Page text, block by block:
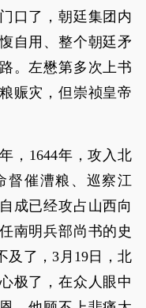
口了，朝廷集团内
自用、整个朝廷矛
。左懋第多次上书
赈灾，但崇祯皇帝
，1644年，攻入北
督催漕粮、巡察江
成已经攻占山西向
南明兵部尚书的史
及了，3月19日，北
极了，在众人眼中